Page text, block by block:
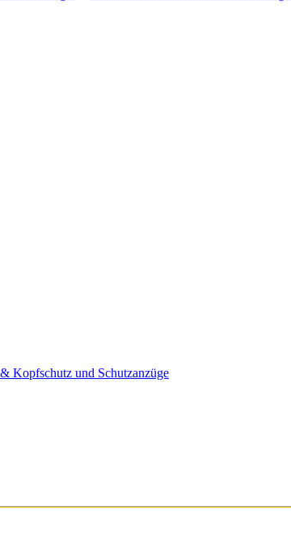
Kopfschutz und Schutzanzüge